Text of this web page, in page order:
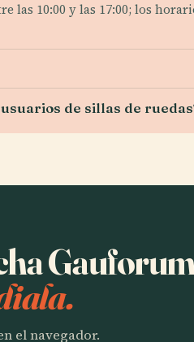
las 10:00 y las 17:00; los
de sillas de
el navegador.